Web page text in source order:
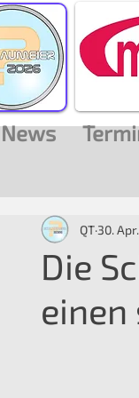
News
Die
einen
QT 30.